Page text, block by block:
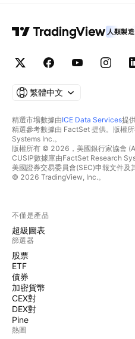
人類製造
繁體中文
精選市場數據由ICE Data Services提供
精選參考數據由 FactSet 提供。版權
Systems Inc.。
版權所有 © 2026，美國銀行家協會
CUSIP數據庫由FactSet Research
美國證券交易委員會(SEC)申報文件及
© 2026 TradingView, Inc.。
不僅是產品
超級圖表
篩選器
股票
ETF
債券
加密貨幣
CEX對
DEX對
Pine
熱圖